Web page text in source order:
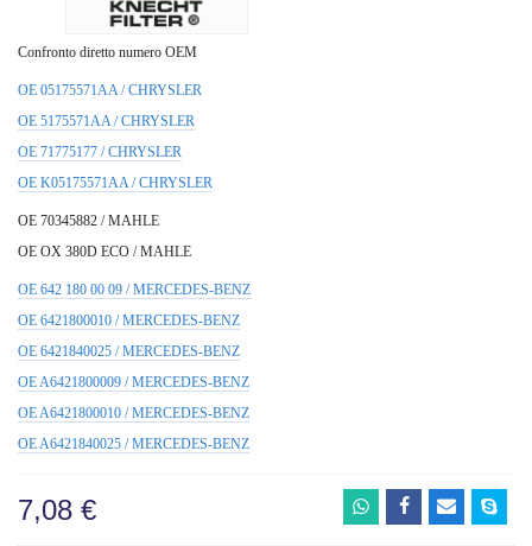
Confronto diretto numero OEM
OE 05175571AA / CHRYSLER
OE 5175571AA / CHRYSLER
OE 71775177 / CHRYSLER
OE K05175571AA / CHRYSLER
OE 70345882 / MAHLE
OE OX 380D ECO / MAHLE
OE 642 180 00 09 / MERCEDES-BENZ
OE 6421800010 / MERCEDES-BENZ
OE 6421840025 / MERCEDES-BENZ
OE A6421800009 / MERCEDES-BENZ
OE A6421800010 / MERCEDES-BENZ
OE A6421840025 / MERCEDES-BENZ
7,08 €